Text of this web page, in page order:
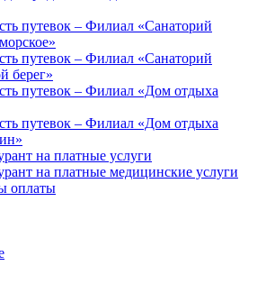
путевок – Филиал «Санаторий
путевок – Филиал «Санаторий
берег»
путевок – Филиал «Дом отдыха
путевок – Филиал «Дом отдыха
на платные услуги
на платные медицинские услуги
оплаты